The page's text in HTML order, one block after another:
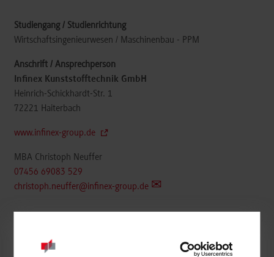
Wirtschaftsingenieurwesen / Maschinenbau - PPM
Infinex Kunststofftechnik GmbH
Heinrich-Schickhardt-Str. 1
72221 Haiterbach
www.infinex-group.de
MBA Christoph Neuffer
07456 69083 529
christoph.neuffer@infinex-group.de